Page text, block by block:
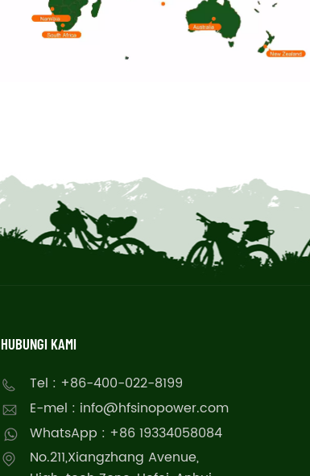
HUBUNGI KAMI
Tel : +86-400-022-8199
E-mel : info@hfsinopower.com
WhatsApp : +86 19334058084
No.211,Xiangzhang Avenue,